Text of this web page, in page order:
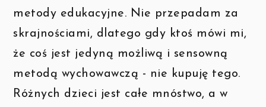
metody edukacyjne. Nie przepadam za
skrajnościami, dlatego gdy ktoś mówi mi,
że coś jest jedyną możliwą i sensowną
metodą wychowawczą - nie kupuję tego.
Różnych dzieci jest całe mnóstwo, a w